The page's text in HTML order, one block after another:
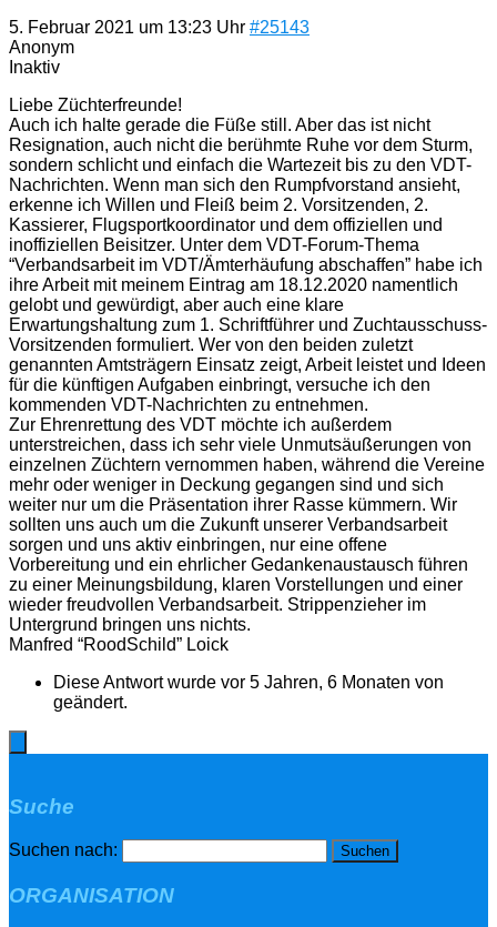
5. Februar 2021 um 13:23 Uhr #25143
Anonym
Inaktiv
Liebe Züchterfreunde!
Auch ich halte gerade die Füße still. Aber das ist nicht
Resignation, auch nicht die berühmte Ruhe vor dem Sturm,
sondern schlicht und einfach die Wartezeit bis zu den VDT-
Nachrichten. Wenn man sich den Rumpfvorstand ansieht,
erkenne ich Willen und Fleiß beim 2. Vorsitzenden, 2.
Kassierer, Flugsportkoordinator und dem offiziellen und
inoffiziellen Beisitzer. Unter dem VDT-Forum-Thema
“Verbandsarbeit im VDT/Ämterhäufung abschaffen” habe ich
ihre Arbeit mit meinem Eintrag am 18.12.2020 namentlich
gelobt und gewürdigt, aber auch eine klare
Erwartungshaltung zum 1. Schriftführer und Zuchtausschuss-
Vorsitzenden formuliert. Wer von den beiden zuletzt
genannten Amtsträgern Einsatz zeigt, Arbeit leistet und Ideen
für die künftigen Aufgaben einbringt, versuche ich den
kommenden VDT-Nachrichten zu entnehmen.
Zur Ehrenrettung des VDT möchte ich außerdem
unterstreichen, dass ich sehr viele Unmutsäußerungen von
einzelnen Züchtern vernommen haben, während die Vereine
mehr oder weniger in Deckung gegangen sind und sich
weiter nur um die Präsentation ihrer Rasse kümmern. Wir
sollten uns auch um die Zukunft unserer Verbandsarbeit
sorgen und uns aktiv einbringen, nur eine offene
Vorbereitung und ein ehrlicher Gedankenaustausch führen
zu einer Meinungsbildung, klaren Vorstellungen und einer
wieder freudvollen Verbandsarbeit. Strippenzieher im
Untergrund bringen uns nichts.
Manfred “RoodSchild” Loick
Diese Antwort wurde vor 5 Jahren, 6 Monaten von
geändert.
Suche
Suchen nach:
ORGANISATION